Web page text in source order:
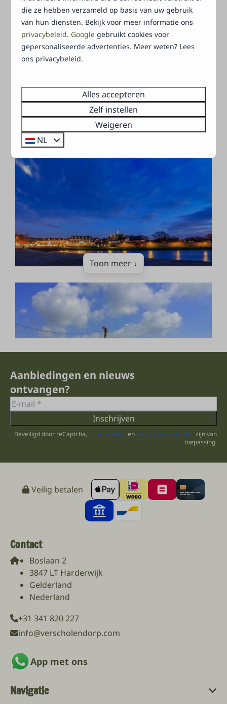
Toon meer ↓
Harderwijk
Toon meer ↓
Aanbiedingen en nieuws
ontvangen?
Inschrijven
Beveiligd door reCaptcha, privacybeleidenservicevoorwaardenzijn van
toepassing.
Veilig betalen
Contact
Boslaan 2
3847 LT Harderwijk
Gelderland
Nederland
+31 341 820 227
info@verscholendorp.com
App met ons
Navigatie
die ze hebben verzameld op basis van uw gebruik
van hun diensten. Bekijk voor meer informatie ons
privacybeleid. Google gebruikt cookies voor
gepersonaliseerde advertenties. Meer weten? Lees
ons privacybeleid.
Alles accepteren
Zelf instellen
Weigeren
NL